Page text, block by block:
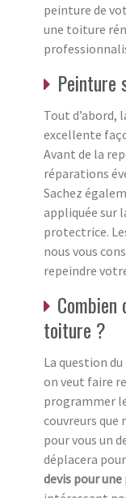
peinture de
une toiture
Peinture
Tout d’abord,
excellente
Avant de la
réparations
Sachez
appliquée sur
protectrice.
nous vous
repeindre
toiture ?
La question
on veut faire
programmer
couvreurs que
pour vous un
déplacera
devis pour